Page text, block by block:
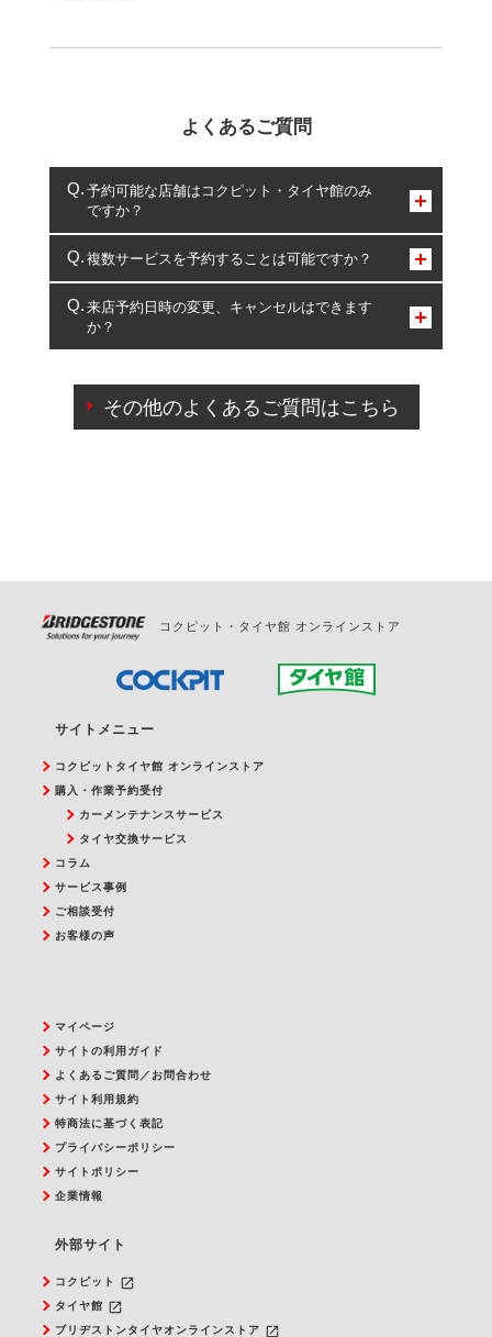
よくあるご質問
予約可能な店舗はコクピット・タイヤ館のみ
ですか？
コクピット・タイヤ館のみとなります。
複数サービスを予約することは可能ですか？
複数サービスのご予約は可能です。
一部の商品・サービスの組み合わせに限り、同時にご予約が
出来ないものもございます。
来店予約日時の変更、キャンセルはできます
か？
ご来店予約日の3営業日前を過ぎている場合のご予約
の日時変更につきましては、直接ご予約の店舗まで
その他のよくあるご質問はこちら
コクピット・タイヤ館 オンラインストア
サイトメニュー
コクピットタイヤ館 オンラインストア
購入・作業予約受付
カーメンテナンスサービス
タイヤ交換サービス
コラム
サービス事例
ご相談受付
お客様の声
マイページ
サイトの利用ガイド
よくあるご質問／お問合わせ
サイト利用規約
特商法に基づく表記
プライバシーポリシー
サイトポリシー
企業情報
外部サイト
コクピット launch
タイヤ館 launch
ブリヂストンタイヤオンラインストア launch